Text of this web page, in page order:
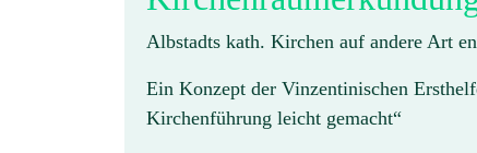
Albstadts kath. Kirchen auf andere Art
Ein Konzept der Vinzentinischen
Kirchenführung leicht gemacht“